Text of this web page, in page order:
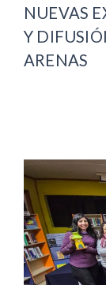
NUEVAS
Y
ARENAS